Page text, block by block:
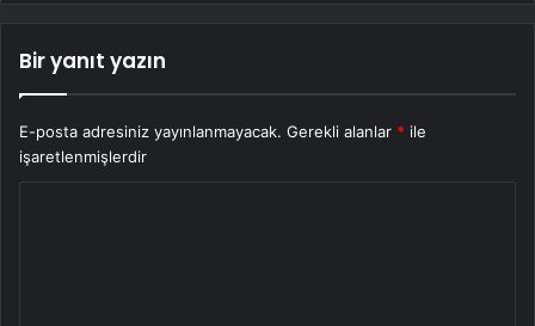
Bir yanıt yazın
E-posta adresiniz yayınlanmayacak. Gerekli alanlar * ile
işaretlenmişlerdir